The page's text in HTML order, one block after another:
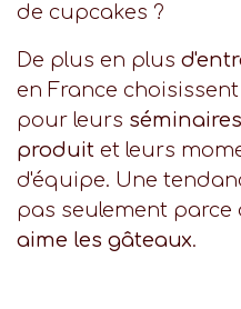
de cupcakes ?
De plus en plus
en France
pour leurs séminaires
produit et leurs
d'équipe. Une
pas seulement
aime les gâteaux.